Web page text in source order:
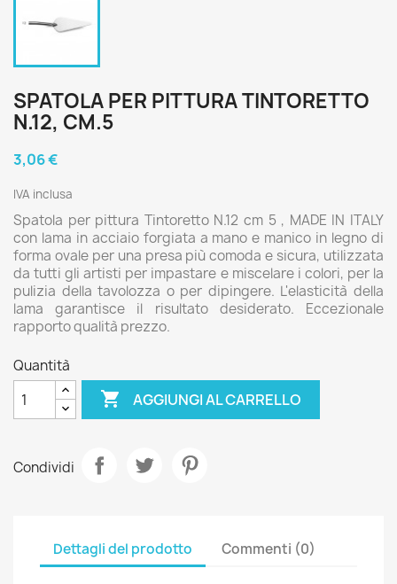
SPATOLA PER PITTURA TINTORETTO
N.12, CM.5
3,06 €
IVA inclusa
Spatola per pittura Tintoretto N.12 cm 5 , MADE IN ITALY
con lama in acciaio forgiata a mano e manico in legno di
forma ovale per una presa più comoda e sicura, utilizzata
da tutti gli artisti per impastare e miscelare i colori, per la
pulizia della tavolozza o per dipingere. L'elasticità della
lama garantisce il risultato desiderato. Eccezionale
rapporto qualità prezzo.
Quantità
 AGGIUNGI AL CARRELLO
Condividi
Dettagli del prodotto Commenti (0)